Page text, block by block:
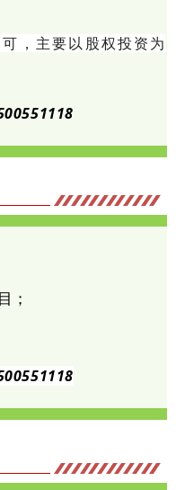
，主要以股权投资为
；